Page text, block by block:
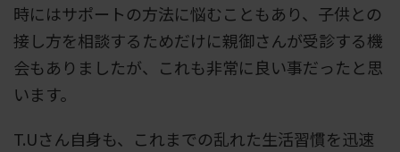
時にはサポートの方法に悩むこともあり、子供との
接し方を相談するためだけに親御さんが受診する機
会もありましたが、これも非常に良い事だったと思
います。
T.Uさん自身も、これまでの乱れた生活習慣を迅速